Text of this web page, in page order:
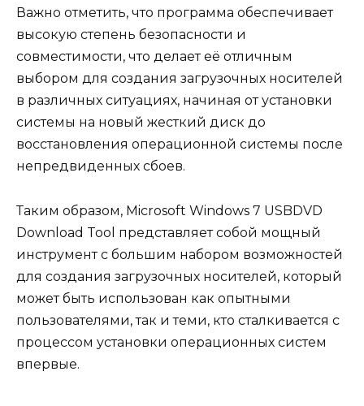
Важно отметить, что программа обеспечивает
высокую степень безопасности и
совместимости, что делает её отличным
выбором для создания загрузочных носителей
в различных ситуациях, начиная от установки
системы на новый жесткий диск до
восстановления операционной системы после
непредвиденных сбоев.
Таким образом, Microsoft Windows 7 USBDVD
Download Tool представляет собой мощный
инструмент с большим набором возможностей
для создания загрузочных носителей, который
может быть использован как опытными
пользователями, так и теми, кто сталкивается с
процессом установки операционных систем
впервые.